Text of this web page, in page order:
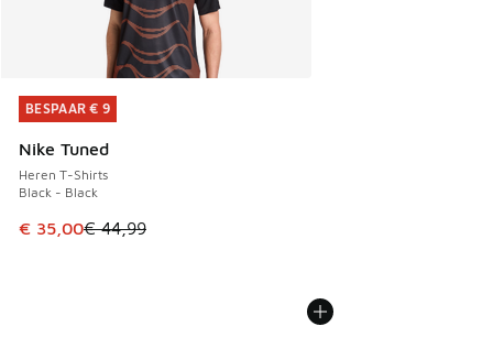
BESPAAR € 9
Nike Tuned
Heren T-Shirts
Black - Black
Dit artikel is in de uitverkoop. Dit artikel is in de
€ 35,00€ 44,99
BESPAAR € 9